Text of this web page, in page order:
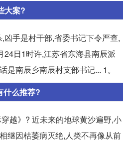
大案?
凶手是村干部,省委书记下令严查,
24日1时许,江苏省东海县南辰派
是南辰乡南辰村支部书记... 1。
什么推荐?
越》? 近未来的地球黄沙遍野,小
继因枯萎病灭绝,人类不再像从前